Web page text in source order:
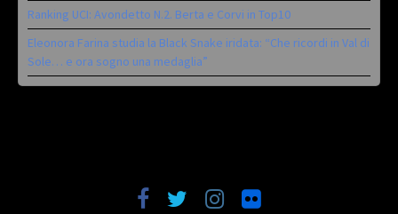
Ranking UCI: Avondetto N.2. Berta e Corvi in Top10
Eleonora Farina studia la Black Snake iridata: “Che ricordi in Val di
Sole… e ora sogno una medaglia”